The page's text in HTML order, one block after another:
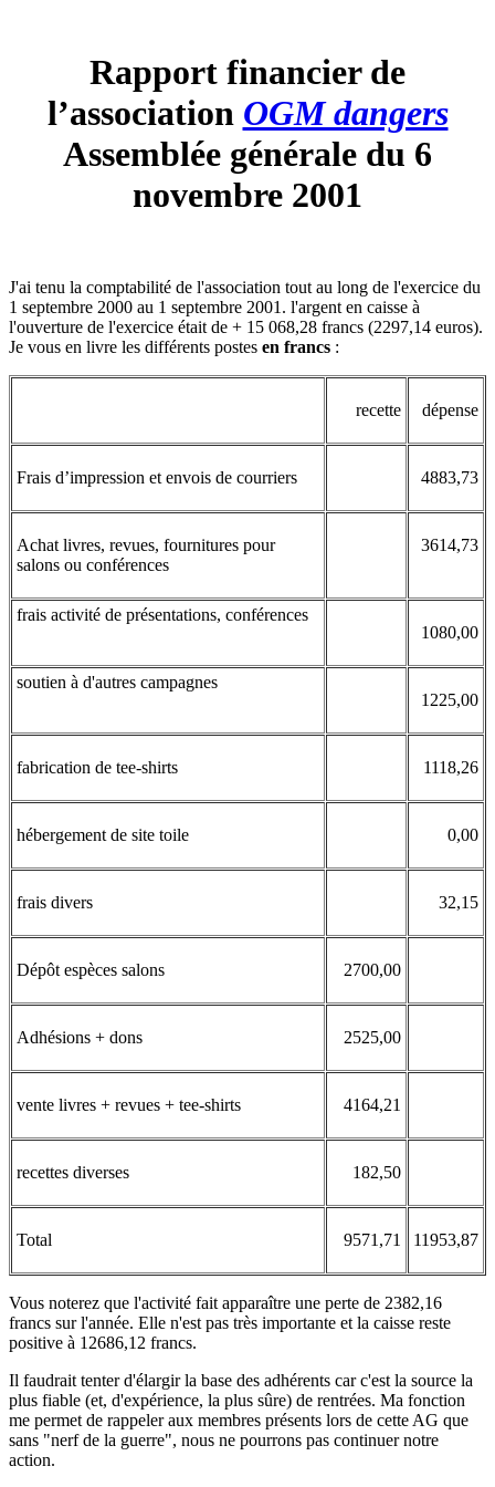
Rapport financier de
l’association OGM dangers
Assemblée générale du 6
novembre 2001
J'ai tenu la comptabilité de l'association tout au long de l'exercice du
1 septembre 2000 au 1 septembre 2001. l'argent en caisse à
l'ouverture de l'exercice était de + 15 068,28 francs (2297,14 euros).
Je vous en livre les différents postes en francs :
recette dépense
Frais d’impression et envois de courriers 4883,73
Achat livres, revues, fournitures pour
salons ou conférences
3614,73
frais activité de présentations, conférences
1080,00
soutien à d'autres campagnes
1225,00
fabrication de tee-shirts 1118,26
hébergement de site toile 0,00
frais divers 32,15
Dépôt espèces salons 2700,00
Adhésions + dons 2525,00
vente livres + revues + tee-shirts 4164,21
recettes diverses 182,50
Total 9571,71 11953,87
Vous noterez que l'activité fait apparaître une perte de 2382,16
francs sur l'année. Elle n'est pas très importante et la caisse reste
positive à 12686,12 francs.
Il faudrait tenter d'élargir la base des adhérents car c'est la source la
plus fiable (et, d'expérience, la plus sûre) de rentrées. Ma fonction
me permet de rappeler aux membres présents lors de cette AG que
sans "nerf de la guerre", nous ne pourrons pas continuer notre
action.